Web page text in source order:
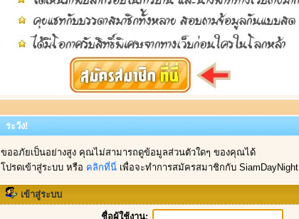
ระวัง!
ขออภัยเป็นอย่างสูง คุณไม่สามารถดูข้อมูลส่วนตัวใดๆ ของคุณได้
โปรดเข้าสู่ระบบ หรือ คลิกที่นี่ เพื่อจะทำการสมัครสมาชิกกับ SiamDayNight.
เข้าสู่ระบบ
ชื่อผู้ใช้งาน: